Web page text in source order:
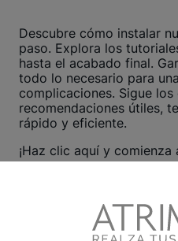
Descubre cómo instalar
paso. Explora los
hasta el acabado final.
todo lo necesario para
complicaciones. Sigue
recomendaciones útiles,
rápido y eficiente.
¡Haz clic aquí y comienza